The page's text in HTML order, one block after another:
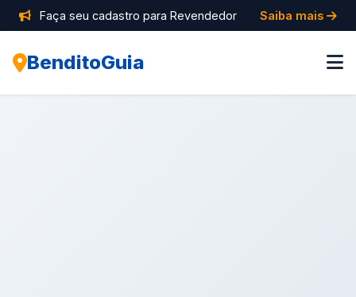
Faça seu cadastro para Revendedor Saiba mais
BenditoGuia